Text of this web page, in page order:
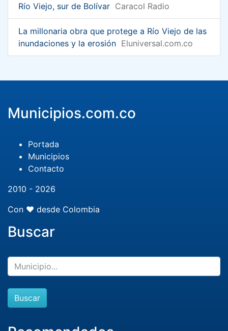
Río Viejo, sur de Bolívar Caracol Radio
La millonaria obra que protege a Río Viejo de las
inundaciones y la erosión Eluniversal.com.co
Municipios.com.co
Portada
Municipios
Contacto
2010 - 2026
Con ❤️ desde Colombia
Buscar
Buscar